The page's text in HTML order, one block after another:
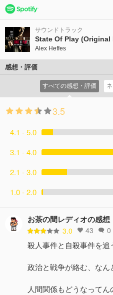
サウンドトラック
Alex Heffes
感想・評価
すべての感想・評価
3.5
4.1 - 5.0
3.1 - 4.0
2.1 - 3.0
1.0 - 2.0
お茶の間レディオの感想
3.0 43 0
殺人事件と自殺事件を追
政治と戦争が絡む、な
人間関係もどうなってん